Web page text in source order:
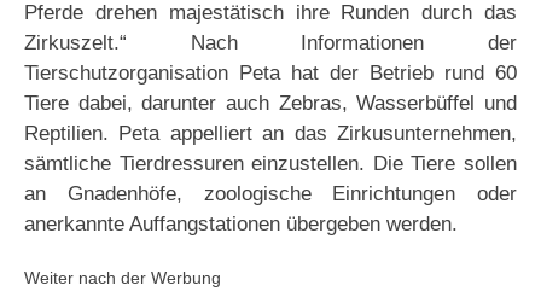
Pferde drehen majestätisch ihre Runden durch das
Zirkuszelt.“ Nach Informationen der
Tierschutzorganisation Peta hat der Betrieb rund 60
Tiere dabei, darunter auch Zebras, Wasserbüffel und
Reptilien. Peta appelliert an das Zirkusunternehmen,
sämtliche Tierdressuren einzustellen. Die Tiere sollen
an Gnadenhöfe, zoologische Einrichtungen oder
anerkannte Auffangstationen übergeben werden.
Weiter nach der Werbung